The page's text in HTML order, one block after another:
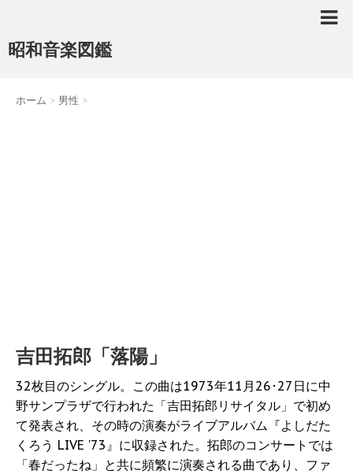
昭和音楽図鑑
ホーム > 男性 >
吉田拓郎「落陽」
32枚目のシングル。この曲は1973年11月26･27日に中
野サンプラザで行われた「吉田拓郎リサイタル」で初め
て発表され、その時の演奏がライブアルバム『よしだた
くろう LIVE '73』に収録された。拓郎のコンサートでは
「春だったね」と共に頻繁に演奏される曲であり、ファ